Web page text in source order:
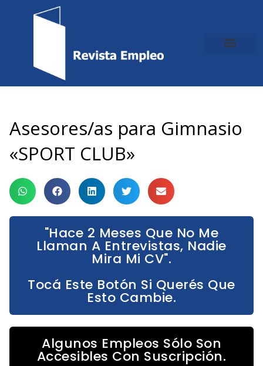
Asesores/as para Gimnasio
«SPORT CLUB»
"Hace 2 Meses Que No Me
Llaman A Entrevistas, Nadie
Mira Mi CV".
Tocá Este Botón Si Querés Que
Esto Cambie.
Algunos Empleos Sólo Son
Accesibles Con Suscripción.